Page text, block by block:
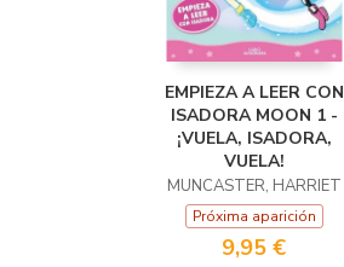
EMPIEZA A LEER CON
ISADORA MOON 1 -
¡VUELA, ISADORA,
VUELA!
MUNCASTER, HARRIET
Próxima aparición
9,95 €